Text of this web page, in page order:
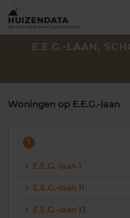
E.E.G.-LAAN,
Woningen op E.E.G.-laan
1
E.E.G.-laan 1
E.E.G.-laan 11
E.E.G.-laan 13